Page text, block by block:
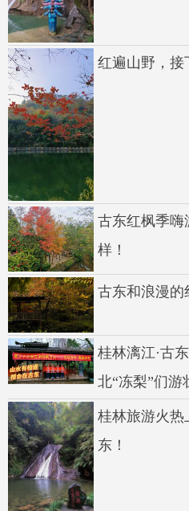
红遍山野，接
古东红枫季嗨
样！
古东和浪漫的
桂林漓江·古
北“冻梨”们游
桂林旅游火热
东！